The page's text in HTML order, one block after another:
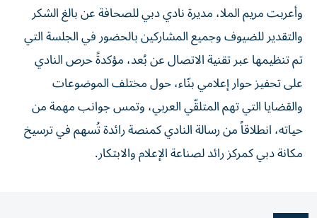
وأعربت مريم الملا، مديرة نادي دبي للصحافة عن بالغ الشكر
والتقدير للضيوف وجميع المشاركين بالحضور في الجلسة التي
تم تنظيمها عبر تقنية الاتصال عن بُعد، مؤكدةً حرص النادي
على تحفيز حوار إعلامي بنّاء، حول مختلف الموضوعات
والقضايا التي تهم المتلقّي العربي، وتمس جوانب مهمة من
حياته، انطلاقاً من رسالة النادي كمنصة رائدة تُسهم في ترسيخ
مكانة دبي كمركز رائد لصناعة الإعلام والابتكار.